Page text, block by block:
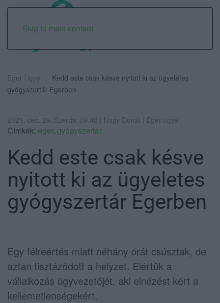
Skip to main content
Eger Ügye
Kedd este csak késve nyitott ki az ügyeletes
gyógyszertár Egerben
2021. dec. 29. Szerda, 09:40 | Nagy Donát | Eger ügye
Címkék: eger, gyógyszertár
Kedd este csak késve
nyitott ki az ügyeletes
gyógyszertár Egerben
Egy félreértés miatt néhány órát csúsztak, de
aztán tisztázódott a helyzet. Elértük a
vállalkozás ügyvezetőjét, aki elnézést kért a
kellemetlenségekért.